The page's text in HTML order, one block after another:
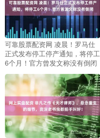
可靠股票配资网 凌晨！罗马仕
正式发布停工停产通知，将停工
6个月！官方曾发文称没有倒闭